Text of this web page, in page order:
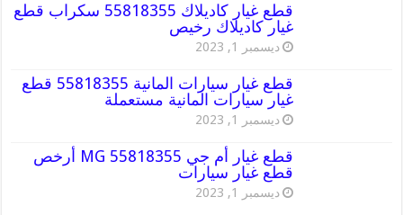
قطع غيار كاديلاك 55818355 سكراب قطع
غيار كاديلاك رخيص
ديسمبر 1, 2023
قطع غيار سيارات المانية 55818355 قطع
غيار سيارات المانية مستعملة
ديسمبر 1, 2023
قطع غيار أم جي MG 55818355 أرخص
قطع غيار سيارات
ديسمبر 1, 2023